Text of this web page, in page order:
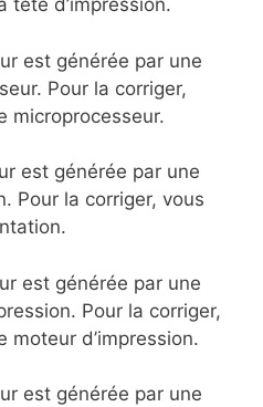
tête d’impression.
est générée par une
Pour la corriger,
microprocesseur.
est générée par une
Pour la corriger, vous
est générée par une
Pour la corriger,
moteur d’impression.
est générée par une